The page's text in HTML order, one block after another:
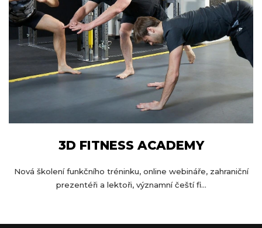
3D FITNESS ACADEMY
Nová školení funkčního tréninku, online webináře, zahraniční
prezentéři a lektoři, významní čeští fi...
Z